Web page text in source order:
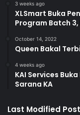
3 weeks ago
XLSmart Buka
Program Batch
October 14, 2022
Queen Bakal
4 weeks ago
KAI Services
Sarana KA
Last Modified